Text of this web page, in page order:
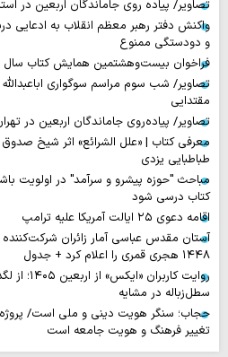
تصاویر/ پیاده روی جاماندگان اربعین در
واکنش دفتر رهبر معظم انقلاب به ادعایی
و دودستگی ممنوع
فراخوان بیست‌وهشتمین همایش کتاب سال
تصاویر/ شب سوم مراسم سوگواری
مقتدایی
تصاویر/ پیاده‌روی جاماندگان اربعین در
معرفی کتاب | «علل الشرائع» اثر شیخ صدوق
طباطبایی یزدی
مباحث "حوزه پیشرو و سرآمد" در اولویت
کتاب درسی شود
اقامه دعوی ۲۵ ایالت آمریکا علیه ترامپ
آستان مقدس عباسی آمار زائران
۱۴۴۸ هجری قمری را اعلام کرد + جدول
روایت‌
سطل‌زباله‌ در مشایه
حجاب؛ سنگر هویت دینی و ملی است/
تغییر فرهنگ و هویت جامعه است